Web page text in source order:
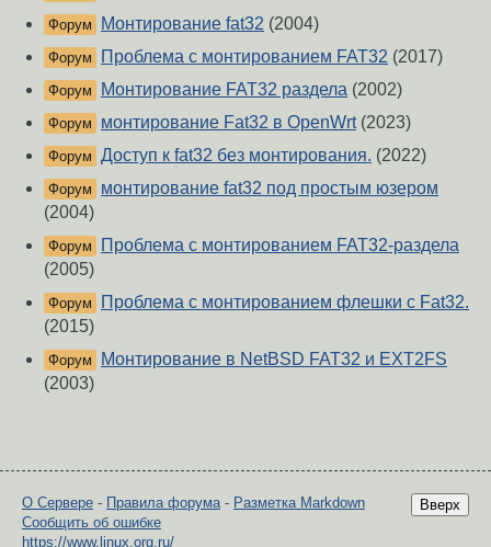
Форум Монтирование fat32 (2004)
Форум Проблема с монтированием FAT32 (2017)
Форум Монтирование FAT32 раздела (2002)
Форум монтирование Fat32 в OpenWrt(2023)
Форум Доступ к fat32 без монтирования. (2022)
Форум
монтирование fat32 под простым юзером
(2004)
Форум
Проблема с монтированием FAT32-раздела
(2005)
Форум
Проблема с монтированием флешки с Fat32.
(2015)
Форум
Монтирование в NetBSD FAT32 и EXT2FS
(2003)
Вверх
О Сервере - Правила форума- Разметка Markdown
Сообщить об ошибке
https://www.linux.org.ru/